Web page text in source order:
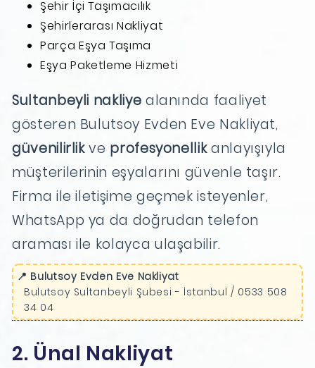
Şehir İçi Taşımacılık
Şehirlerarası Nakliyat
Parça Eşya Taşıma
Eşya Paketleme Hizmeti
Sultanbeyli nakliye alanında faaliyet
gösteren Bulutsoy Evden Eve Nakliyat,
güvenilirlikve profesyonellikanlayışıyla
müşterilerinin eşyalarını güvenle taşır.
Firma ile iletişime geçmek isteyenler,
WhatsApp ya da doğrudan telefon
araması ile kolayca ulaşabilir.
📍 Bulutsoy Evden Eve Nakliyat
Bulutsoy Sultanbeyli Şubesi - İstanbul / 0533 508
34 04
2. Ünal Nakliyat